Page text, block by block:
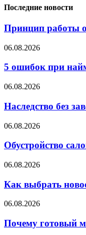
Последние новости
Принцип работы
06.08.2026
5 ошибок при
06.08.2026
Наследство без
06.08.2026
Обустройство
06.08.2026
Как выбрать
06.08.2026
Почему готовый